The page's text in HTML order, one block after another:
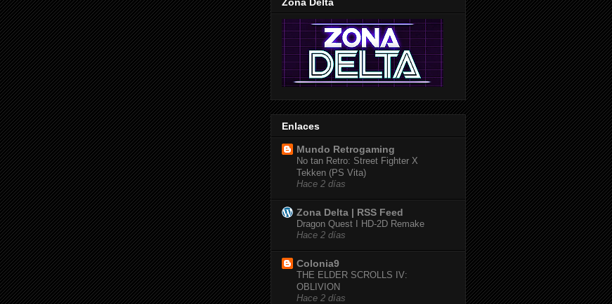
Enlaces
Mundo Retrogaming
No tan Retro: Street Fighter X
Tekken (PS Vita)
Hace 2 días
Zona Delta | RSS Feed
Dragon Quest I HD-2D Remake
Hace 2 días
Colonia9
THE ELDER SCROLLS IV:
OBLIVION
Hace 2 días